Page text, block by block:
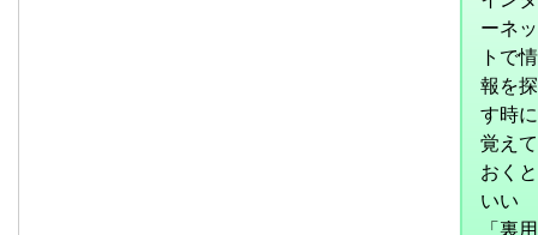
ーネッ
トで情
報を探
す時に
覚えて
おくと
いい
「裏用